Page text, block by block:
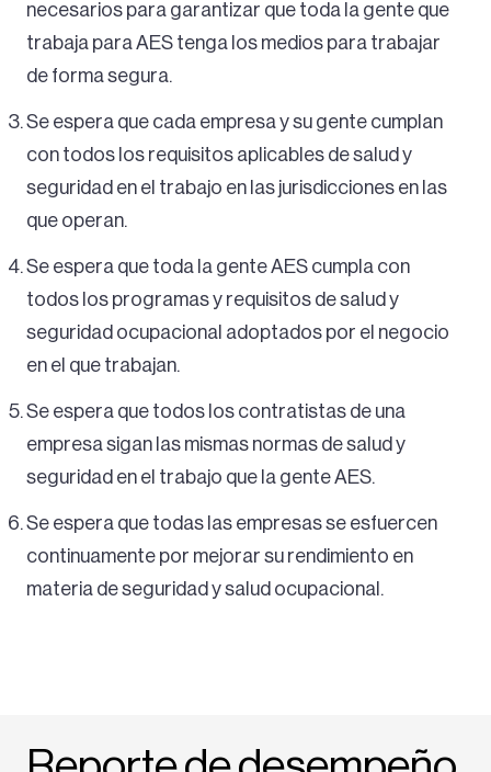
necesarios para garantizar que toda la gente que
trabaja para AES tenga los medios para trabajar
de forma segura.
Se espera que cada empresa y su gente cumplan
con todos los requisitos aplicables de salud y
seguridad en el trabajo en las jurisdicciones en las
que operan.
Se espera que toda la gente AES cumpla con
todos los programas y requisitos de salud y
seguridad ocupacional adoptados por el negocio
en el que trabajan.
Se espera que todos los contratistas de una
empresa sigan las mismas normas de salud y
seguridad en el trabajo que la gente AES.
Se espera que todas las empresas se esfuercen
continuamente por mejorar su rendimiento en
materia de seguridad y salud ocupacional.